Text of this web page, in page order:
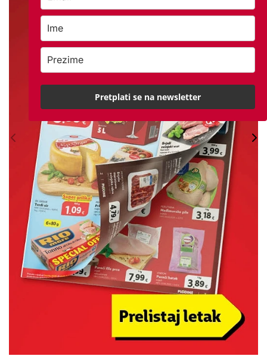
Pretplati se na newsletter